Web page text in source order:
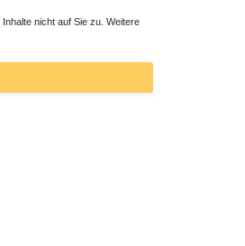
nicht auf Sie zu. Weitere